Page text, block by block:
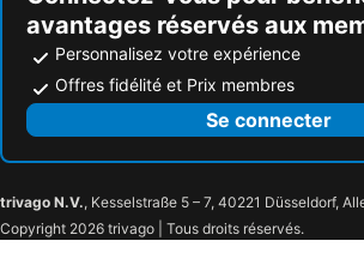
avantages réservés aux
Personnalisez votre expérience
Offres fidélité et Prix membres
Se connecter
trivago N.V., Kesselstraße 5 – 7, 40221 Düsseldorf,
Copyright 2026 trivago | Tous droits réservés.